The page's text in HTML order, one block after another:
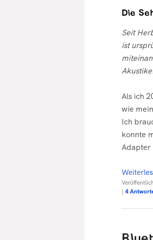
Die
Seit
ist
Als ich
wie
Ich
konnte
Adapter
| 4